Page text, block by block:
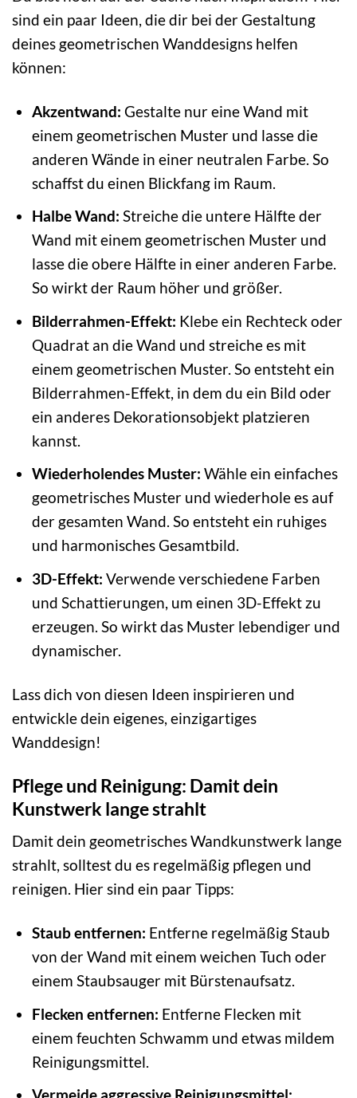
sind ein paar Ideen, die dir bei der Gestaltung
deines geometrischen Wanddesigns helfen
können:
Akzentwand: Gestalte nur eine Wand mit
einem geometrischen Muster und lasse die
anderen Wände in einer neutralen Farbe. So
schaffst du einen Blickfang im Raum.
Halbe Wand: Streiche die untere Hälfte der
Wand mit einem geometrischen Muster und
lasse die obere Hälfte in einer anderen Farbe.
So wirkt der Raum höher und größer.
Bilderrahmen-Effekt: Klebe ein Rechteck oder
Quadrat an die Wand und streiche es mit
einem geometrischen Muster. So entsteht ein
Bilderrahmen-Effekt, in dem du ein Bild oder
ein anderes Dekorationsobjekt platzieren
kannst.
Wiederholendes Muster: Wähle ein einfaches
geometrisches Muster und wiederhole es auf
der gesamten Wand. So entsteht ein ruhiges
und harmonisches Gesamtbild.
3D-Effekt: Verwende verschiedene Farben
und Schattierungen, um einen 3D-Effekt zu
erzeugen. So wirkt das Muster lebendiger und
dynamischer.
Lass dich von diesen Ideen inspirieren und
entwickle dein eigenes, einzigartiges
Wanddesign!
Pflege und Reinigung: Damit dein
Kunstwerk lange strahlt
Damit dein geometrisches Wandkunstwerk lange
strahlt, solltest du es regelmäßig pflegen und
reinigen. Hier sind ein paar Tipps:
Staub entfernen: Entferne regelmäßig Staub
von der Wand mit einem weichen Tuch oder
einem Staubsauger mit Bürstenaufsatz.
Flecken entfernen: Entferne Flecken mit
einem feuchten Schwamm und etwas mildem
Reinigungsmittel.